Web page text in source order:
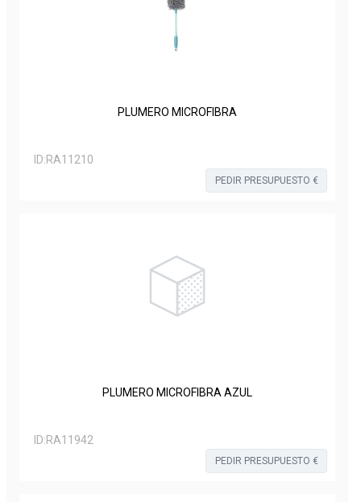
PLUMERO MICROFIBRA
ID:RA11210
PEDIR PRESUPUESTO €
PLUMERO MICROFIBRA AZUL
ID:RA11942
PEDIR PRESUPUESTO €